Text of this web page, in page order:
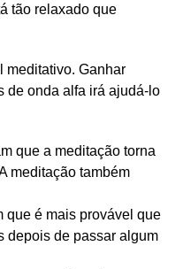
tão relaxado que
meditativo. Ganhar
de onda alfa irá ajudá-lo
que a meditação torna
meditação também
é mais provável que
depois de passar algum